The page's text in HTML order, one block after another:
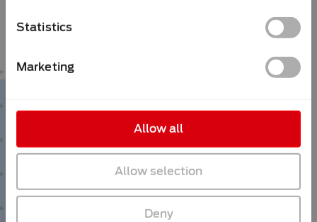
Statistics
Marketing
Allow all
Allow selection
Deny
here for
you